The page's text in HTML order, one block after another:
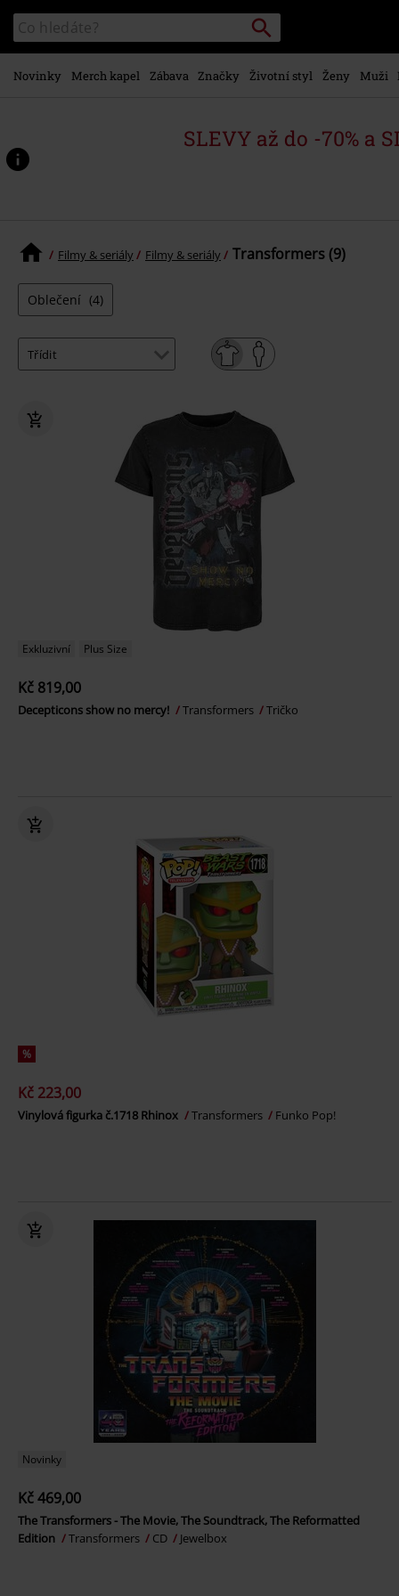
hlavnímu
obsahu
Katalog
vyhledávání
Vyhledávání
Novinky Merch kapel Zábava Značky Životní styl Ženy Muži
SLEVY až do -70% a
Filmy & seriály Filmy & seriály Transformers (9)
Oblečení (4)
Exkluzivní Plus Size
Kč 819,00
Decepticons show no mercy! Transformers Tričko
%
Kč 223,00
Vinylová figurka č.1718 Rhinox Transformers Funko Pop!
Novinky
Kč 469,00
The Transformers - The Movie, The Soundtrack, The Reformatted
Edition
Transformers CD Jewelbox